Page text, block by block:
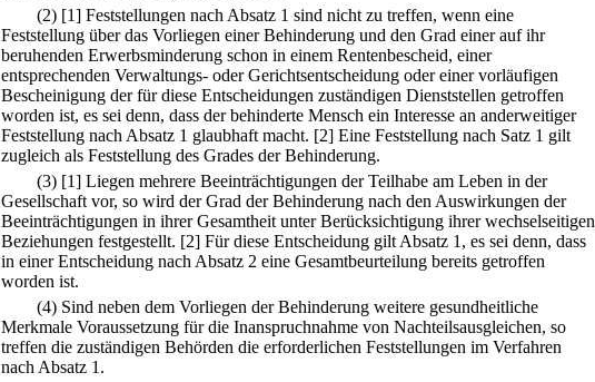
(2) [1] Feststellungen nach Absatz 1 sind nicht zu treffen, wenn eine
Feststellung über das Vorliegen einer Behinderung und den Grad einer auf ihr
beruhenden Erwerbsminderung schon in einem Rentenbescheid, einer
entsprechenden Verwaltungs- oder Gerichtsentscheidung oder einer vorläufigen
Bescheinigung der für diese Entscheidungen zuständigen Dienststellen getroffen
worden ist, es sei denn, dass der behinderte Mensch ein Interesse an anderweitiger
Feststellung nach Absatz 1 glaubhaft macht. [2] Eine Feststellung nach Satz 1 gilt
zugleich als Feststellung des Grades der Behinderung.
(3) [1] Liegen mehrere Beeinträchtigungen der Teilhabe am Leben in der
Gesellschaft vor, so wird der Grad der Behinderung nach den Auswirkungen der
Beeinträchtigungen in ihrer Gesamtheit unter Berücksichtigung ihrer wechselseitigen
Beziehungen festgestellt. [2] Für diese Entscheidung gilt Absatz 1, es sei denn, dass
in einer Entscheidung nach Absatz 2 eine Gesamtbeurteilung bereits getroffen
worden ist.
(4) Sind neben dem Vorliegen der Behinderung weitere gesundheitliche
Merkmale Voraussetzung für die Inanspruchnahme von Nachteilsausgleichen, so
treffen die zuständigen Behörden die erforderlichen Feststellungen im Verfahren
nach Absatz 1.